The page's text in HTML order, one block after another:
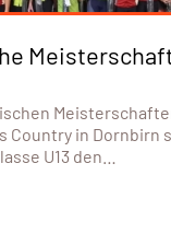
Country in Dornbirn
U13 den…